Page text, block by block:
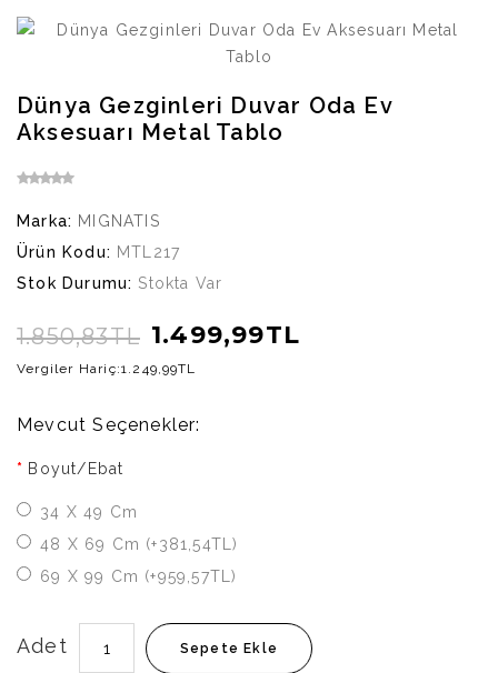
Dünya Gezginleri Duvar Oda Ev
Aksesuarı Metal Tablo
Marka: MIGNATIS
Ürün Kodu: MTL217
Stok Durumu: Stokta Var
1.850,83TL 1.499,99TL
Vergiler Hariç:1.249,99TL
Mevcut Seçenekler:
Boyut/Ebat
34 X 49 Cm
48 X 69 Cm (+381,54TL)
69 X 99 Cm (+959,57TL)
Adet Sepete Ekle